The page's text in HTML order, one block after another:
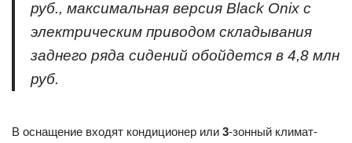
руб., максимальная версия Black Onix с
электрическим приводом складывания
заднего ряда сидений обойдется в 4,8 млн
руб.
В оснащение входят кондиционер или 3-зонный климат-